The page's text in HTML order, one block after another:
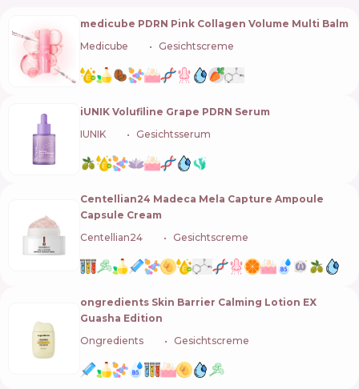
medicube PDRN Pink Collagen Volume Multi Balm
Medicube
Gesichtscreme
iUNIK Volufiline Grape PDRN Serum
IUNIK
Gesichtsserum
Centellian24 Madeca Mela Capture Ampoule
Capsule Cream
Centellian24
Gesichtscreme
ongredients Skin Barrier Calming Lotion EX
Guasha Edition
Ongredients
Gesichtscreme